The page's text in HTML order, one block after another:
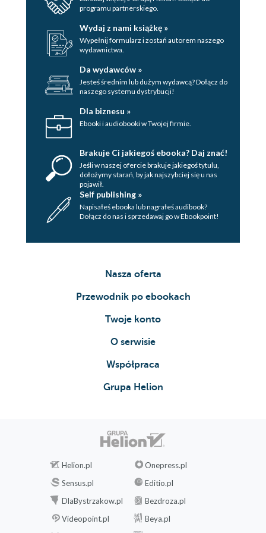
Zadanie 44. Znajdź 1 ruch prowadzący do
sukcesu.......................................................................230
Zadanie 45. Znajdź 1 ruch prowadzący do
sukcesu.......................................................................234
Zadanie 46. Znajdź 1 ruch prowadzący do
sukcesu.......................................................................237
Zadanie 47. Znajdź 1 ruch prowadzący do
sukcesu.......................................................................242
Zadanie 48. Znajdź 1 ruch prowadzący do
sukcesu.......................................................................245
sukcesu.......................................................................248
Zadanie 50. Znajdź 1 ruch prowadzący do
sukcesu.......................................................................253
programu partnerskiego.
Wydaj z nami książkę »
Wypełnij formularz i zostań autorem naszego
wydawnictwa.
Da wydawców »
Jesteś średnim lub dużym wydawcą? Dołącz do
naszego systemu dystrybucji!
Dla biznesu »
Ebooki i audiobooki w Twojej firmie.
Brakuje Ci jakiegoś ebooka? Daj znać!
Jeśli w naszej ofercie brakuje jakiegoś tytulu,
dołożymy starań, by jak najszybciej się u nas
pojawił.
Self publishing »
Napisałeś ebooka lub nagrałeś audibook?
Dołącz do nas i sprzedawaj go w Ebookpoint!
Nasza oferta
Przewodnik po ebookach
Twoje konto
O serwisie
Współpraca
Grupa Helion
Helion.pl
Onepress.pl
Sensus.pl
Editio.pl
DlaBystrzakow.pl
Bezdroza.pl
Videopoint.pl
Beya.pl